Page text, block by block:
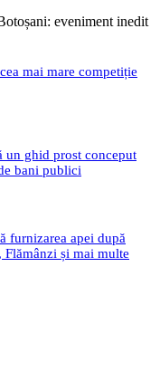
eveniment inedit
mai mare competiție
un ghid prost conceput
bani publici
furnizarea apei după
Flămânzi și mai multe